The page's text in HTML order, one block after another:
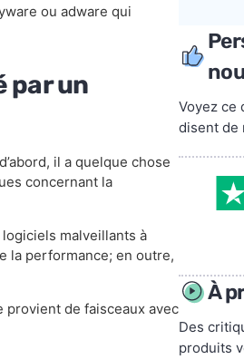
ou adware qui
par un
il a quelque chose
concernant la
malveillants à
la performance; en outre,
provient de faisceaux avec
Voyez ce
disent de
À
Des
produits